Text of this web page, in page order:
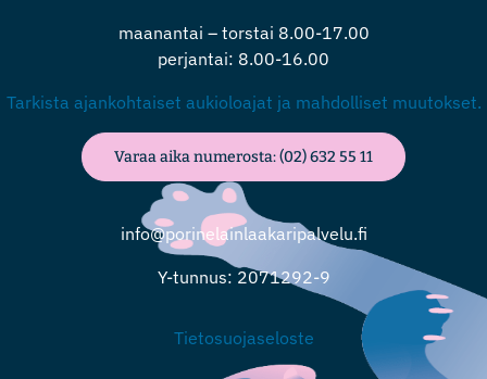
maanantai – torstai 8.00-17.00
perjantai: 8.00-16.00
Tarkista ajankohtaiset aukioloajat ja mahdolliset muutokset.
Varaa aika numerosta: (02) 632 55 11
info@porinelainlaakaripalvelu.fi
Y-tunnus: 2071292-9
Tietosuojaseloste